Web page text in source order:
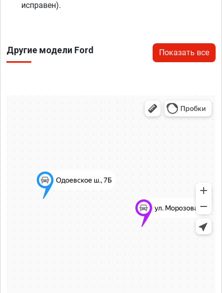
исправен).
Другие модели Ford Показать все